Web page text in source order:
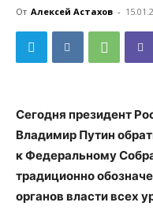
От Алексей Астахов -
Сегодня президент
Владимир Путин
к Федеральному
традиционно
органов власти всех